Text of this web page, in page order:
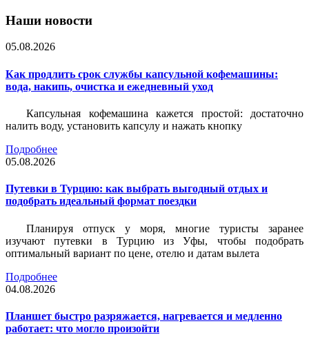
Наши новости
05.08.2026
Как продлить срок службы капсульной кофемашины:
вода, накипь, очистка и ежедневный уход
Капсульная кофемашина кажется простой: достаточно
налить воду, установить капсулу и нажать кнопку
Подробнее
05.08.2026
Путевки в Турцию: как выбрать выгодный отдых и
подобрать идеальный формат поездки
Планируя отпуск у моря, многие туристы заранее
изучают путевки в Турцию из Уфы, чтобы подобрать
оптимальный вариант по цене, отелю и датам вылета
Подробнее
04.08.2026
Планшет быстро разряжается, нагревается и медленно
работает: что могло произойти